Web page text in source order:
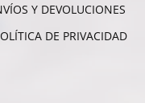
Y DEVOLUCIONES
DE PRIVACIDAD